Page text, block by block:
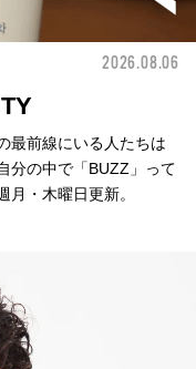
2026.08.06
最前線にいる人たちは
分の中で「BUZZ」って
・木曜日更新。